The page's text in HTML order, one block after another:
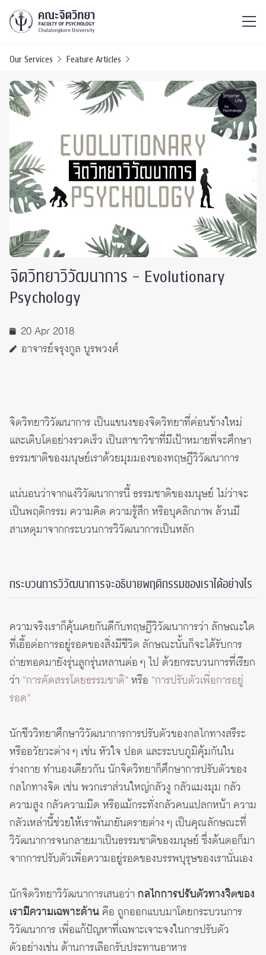
Our Services Feature Articles
จิตวิทยาวิวัฒนาการ – Evolutionary
Psychology
20 Apr 2018
อาจารย์จรุงกูล บูรพวงศ์
จิตวิทยาวิวัฒนาการ เป็นแขนงของจิตวิทยาที่ค่อนข้างใหม่
และเติบโตอย่างรวดเร็ว เป็นสาขาวิชาที่มีเป้าหมายที่จะศึกษา
ธรรมชาติของมนุษย์เราด้วยมุมมองของทฤษฎีวิวัฒนาการ
แน่นอนว่าจากแง่วิวัฒนาการนี้ ธรรมชาติของมนุษย์ ไม่ว่าจะ
เป็นพฤติกรรม ความคิด ความรู้สึก หรือบุคลิกภาพ ล้วนมี
สาเหตุมาจากกระบวนการวิวัฒนาการเป็นหลัก
กระบวนการวิวัฒนาการจะอธิบายพฤติกรรมของเราได้อย่างไร
ความจริงเราก็คุ้นเคยกันดีกับทฤษฏีวิวัฒนาการว่า ลักษณะใด
ที่เอื้อต่อการอยู่รอดของสิ่งมีชีวิต ลักษณะนั้นก็จะได้รับการ
ถ่ายทอดมายังรุ่นลูกรุ่นหลานต่อ ๆ ไป ด้วยกระบวนการที่เรียก
ว่า “การคัดสรรโดยธรรมชาติ”หรือ “การปรับตัวเพื่อการอยู่
รอด”
นักชีววิทยาศึกษาวิวัฒนาการการปรับตัวของกลไกทางสรีระ
หรืออวัยวะต่าง ๆ เช่น หัวใจ ปอด และระบบภูมิคุ้มกันใน
ร่างกาย ทำนองเดียวกัน นักจิตวิทยาก็ศึกษาการปรับตัวของ
กลไกทางจิต เช่น พวกเราส่วนใหญ่กลัวงู กลัวแมงมุม กลัว
ความสูง กลัวความมืด หรือแม้กระทั่งกลัวคนแปลกหน้า ความ
กลัวเหล่านี้ช่วยให้เราพ้นภยันตรายต่าง ๆ เป็นคุณลักษณะที่
วิวัฒนาการจนกลายมาเป็นธรรมชาติของมนุษย์ ซึ่งต้นตอก็มา
จากการปรับตัวเพื่อความอยู่รอดของบรรพบุรุษของเรานั่นเอง
นักจิตวิทยาวิวัฒนาการเสนอว่า กลไกการปรับตัวทางจิตของ
เรามีความเฉพาะด้าน คือ ถูกออกแบบมาโดยกระบวนการ
วิวัฒนาการ เพื่อแก้ปัญหาที่เฉพาะเจาะจงในการปรับตัว
ตัวอย่างเช่น ด้านการเลือกรับประทานอาหาร